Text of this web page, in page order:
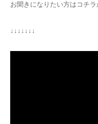
お聞きになりたい方はコチラ
↓↓↓↓↓↓↓